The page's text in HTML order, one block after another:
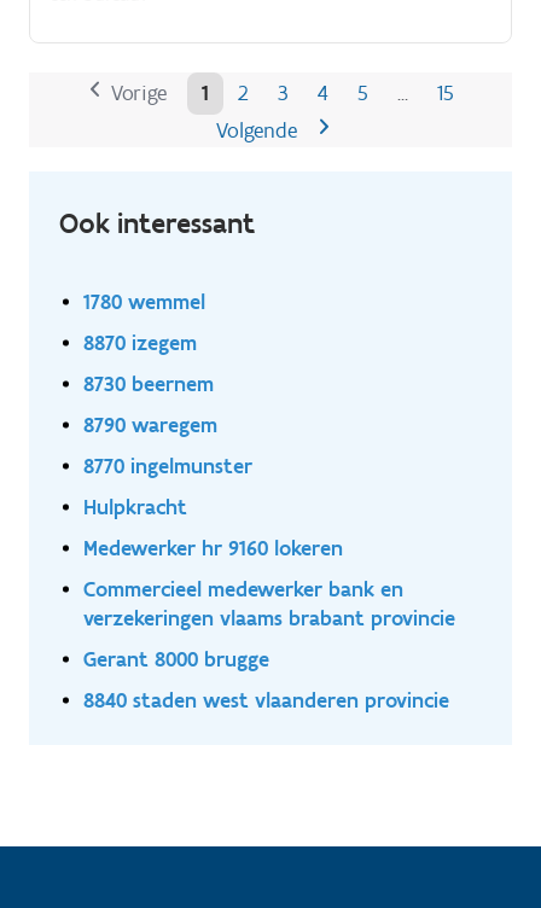
Vorige 1 2 3 4 5
15
Volgende
Ook interessant
1780 wemmel
8870 izegem
8730 beernem
8790 waregem
8770 ingelmunster
Hulpkracht
Medewerker hr 9160 lokeren
Commercieel medewerker bank en
verzekeringen vlaams brabant provincie
Gerant 8000 brugge
8840 staden west vlaanderen provincie